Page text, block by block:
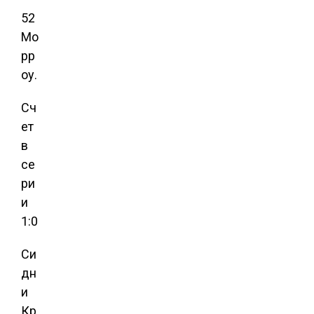
52
Мо
рр
оу.
Сч
ет
в
се
ри
и
1:0
Си
дн
и
Кр